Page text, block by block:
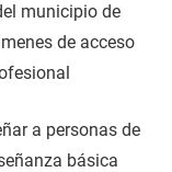
municipio de
de acceso
a personas de
básica